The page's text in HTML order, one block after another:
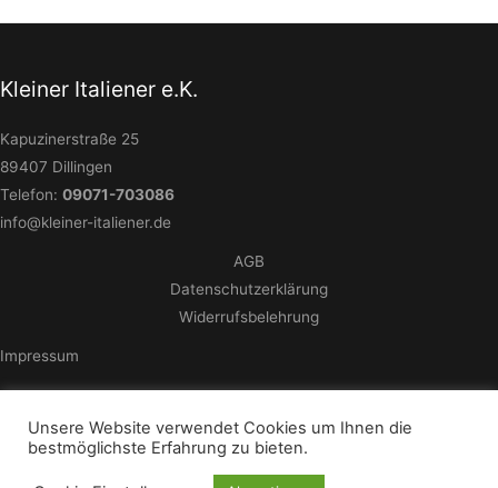
Kleiner Italiener e.K.
Kapuzinerstraße 25
89407 Dillingen
Telefon: 09071-703086
info@kleiner-italiener.de
AGB
Datenschutzerklärung
Widerrufsbelehrung
Impressum
Unsere Website verwendet Cookies um Ihnen die
bestmöglichste Erfahrung zu bieten.